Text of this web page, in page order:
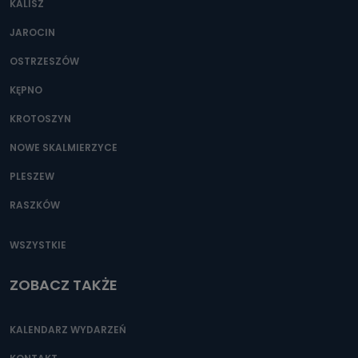
Można to zrobić pod numerem telefonu 62 735-51-05 lub
KALISZ
JAROCIN
OSTRZESZÓW
KĘPNO
KROTOSZYN
NOWE SKALMIERZYCE
PLESZEW
RASZKÓW
WSZYSTKIE
ZOBACZ TAKŻE
KALENDARZ WYDARZEŃ